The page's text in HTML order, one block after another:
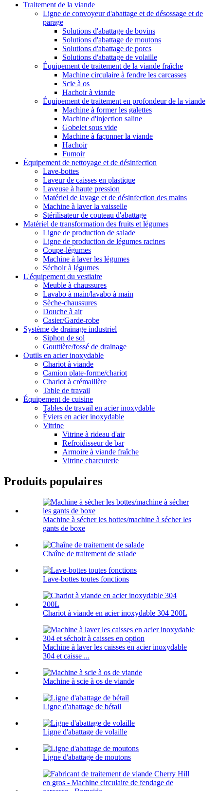
Traitement de la viande
Ligne de convoyeur d'abattage et de désossage et de
parage
Solutions d'abattage de bovins
Solutions d'abattage de moutons
Solutions d'abattage de porcs
Solutions d'abattage de volaille
Équipement de traitement de la viande fraîche
Machine circulaire à fendre les carcasses
Scie à os
Hachoir à viande
Équipement de traitement en profondeur de la viande
Machine à former les galettes
Machine d'injection saline
Gobelet sous vide
Machine à façonner la viande
Hachoir
Fumoir
Équipement de nettoyage et de désinfection
Lave-bottes
Laveur de caisses en plastique
Laveuse à haute pression
Matériel de lavage et de désinfection des mains
Machine à laver la vaisselle
Stérilisateur de couteau d'abattage
Matériel de transformation des fruits et légumes
Ligne de production de salade
Ligne de production de légumes racines
Coupe-légumes
Machine à laver les légumes
Séchoir à légumes
L'équipement du vestiaire
Meuble à chaussures
Lavabo à main/lavabo à main
Sèche-chaussures
Douche à air
Casier/Garde-robe
Système de drainage industriel
Siphon de sol
Gouttière/fossé de drainage
Outils en acier inoxydable
Chariot à viande
Camion plate-forme/chariot
Chariot à crémaillère
Table de travail
Équipement de cuisine
Tables de travail en acier inoxydable
Éviers en acier inoxydable
Vitrine
Vitrine à rideau d'air
Refroidisseur de bar
Armoire à viande fraîche
Vitrine charcuterie
Produits populaires
Machine à sécher les bottes/machine à sécher les
gants de boxe
Chaîne de traitement de salade
Lave-bottes toutes fonctions
Chariot à viande en acier inoxydable 304 200L
Machine à laver les caisses en acier inoxydable
304 et caisse ...
Machine à scie à os de viande
Ligne d'abattage de bétail
Ligne d'abattage de volaille
Ligne d'abattage de moutons